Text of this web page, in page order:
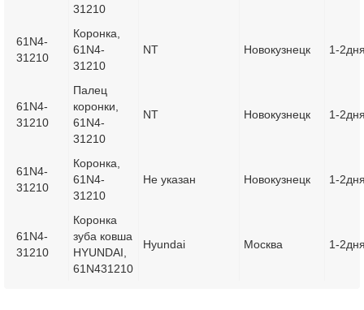
31210
61N4-
31210
Коронка,
61N4-
31210
NT Новокузнецк 1-
61N4-
31210
Палец
коронки,
61N4-
31210
NT Новокузнецк 1-
61N4-
31210
Коронка,
61N4-
31210
Не указан Новокузнецк 1-
61N4-
31210
Коронка
зуба ковша
HYUNDAI,
61N431210
Hyundai Москва 1-